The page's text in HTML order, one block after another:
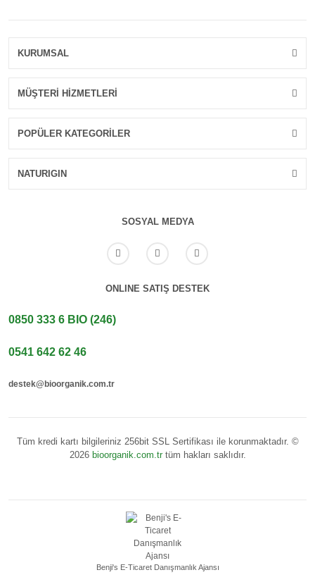
KURUMSAL
MÜŞTERİ HİZMETLERİ
POPÜLER KATEGORİLER
NATURIGIN
SOSYAL MEDYA
ONLINE SATIŞ DESTEK
0850 333 6 BIO (246)
0541 642 62 46
destek@bioorganik.com.tr
Tüm kredi kartı bilgileriniz 256bit SSL Sertifikası ile korunmaktadır. ©
2026 bioorganik.com.trtüm hakları saklıdır.
Benji's E-Ticaret Danışmanlık Ajansı